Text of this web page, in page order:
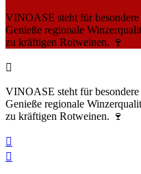
VINOASE steht für besondere
Genieße regionale
zu kräftigen Rotweinen. 🍷

VINOASE steht für besondere
Genieße regionale
zu kräftigen Rotweinen. 🍷

